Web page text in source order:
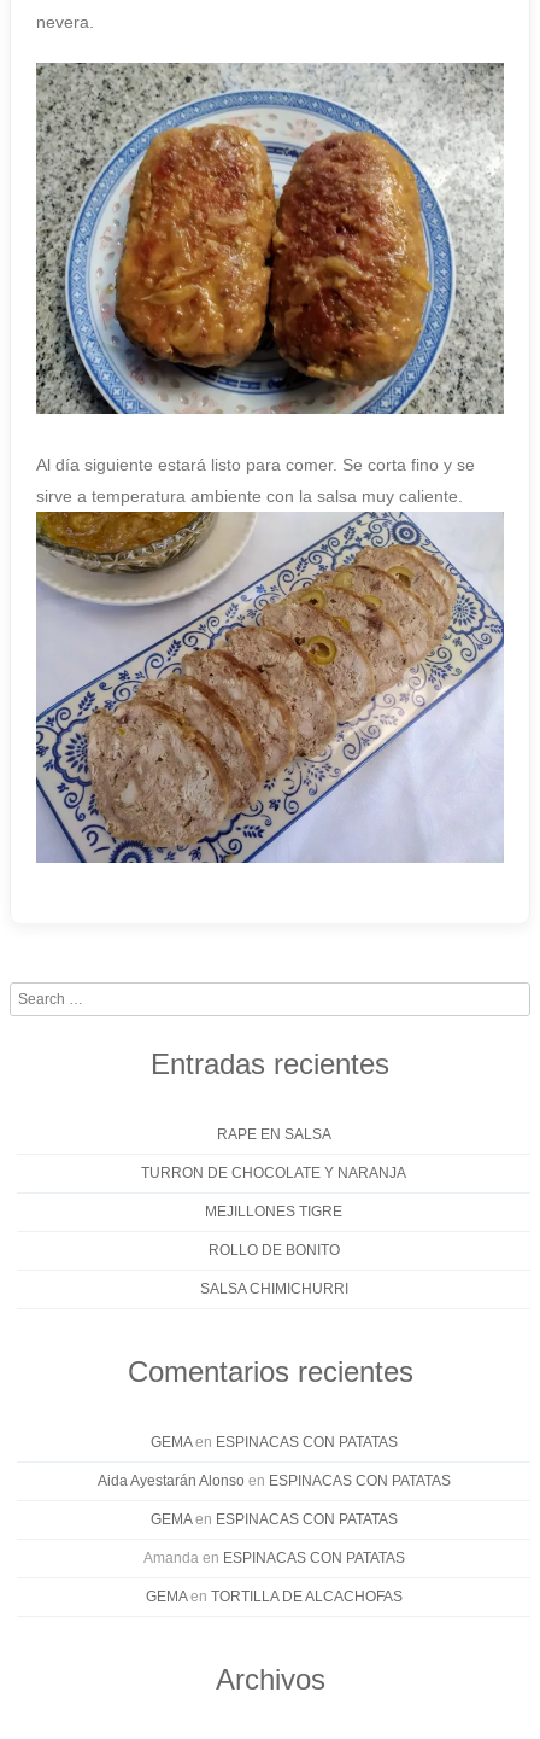
nevera.
Al día siguiente estará listo para comer. Se corta fino y se
sirve a temperatura ambiente con la salsa muy caliente.
Search
Entradas recientes
RAPE EN SALSA
TURRON DE CHOCOLATE Y NARANJA
MEJILLONES TIGRE
ROLLO DE BONITO
SALSA CHIMICHURRI
Comentarios recientes
GEMAen ESPINACAS CON PATATAS
Aida Ayestarán Alonso en ESPINACAS CON PATATAS
GEMAen ESPINACAS CON PATATAS
Amanda en ESPINACAS CON PATATAS
GEMAen TORTILLA DE ALCACHOFAS
Archivos